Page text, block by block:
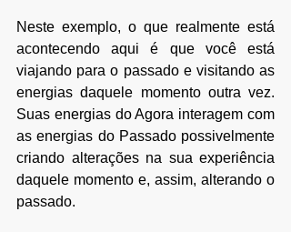
Neste exemplo, o que realmente está
acontecendo aqui é que você está
viajando para o passado e visitando as
energias daquele momento outra vez.
Suas energias do Agora interagem com
as energias do Passado possivelmente
criando alterações na sua experiência
daquele momento e, assim, alterando o
passado.